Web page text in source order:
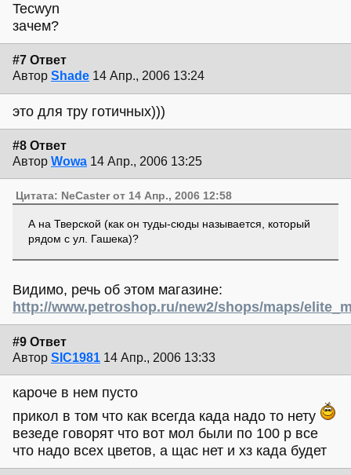
Tecwyn
зачем?
#7 Ответ
Автор Shade 14 Апр., 2006 13:24
это для тру готичных)))
#8 Ответ
Автор Wowa 14 Апр., 2006 13:25
Цитата: NeCaster от 14 Апр., 2006 12:58
А на Тверской (как он туды-сюды называется, который
рядом с ул. Гашека)?
Видимо, речь об этом магазине:
http://www.petroshop.ru/new2/shops/maps/
#9 Ответ
Автор SIC1981 14 Апр., 2006 13:33
кароче в нем пусто
прикол в том что как всегда када надо то нету
везеде говорят что вот мол были по 100 р все
что надо всех цветов, а щас нет и хз када будет